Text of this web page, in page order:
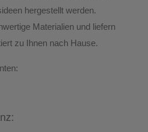
hergestellt werden.
Materialien und liefern
zu Ihnen nach Hause.